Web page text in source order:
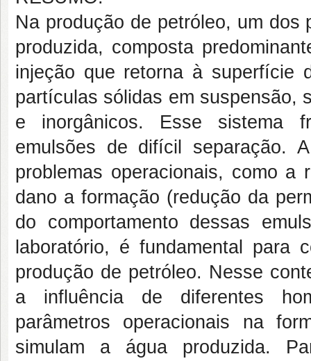
Na produção de petróleo, um
produzida, composta
injeção que retorna à superfície
partículas sólidas em suspensão,
e inorgânicos. Esse sistema
emulsões de difícil separação.
problemas operacionais, como a
dano a formação (redução da
do comportamento dessas
laboratório, é fundamental para
produção de petróleo. Nesse
a influência de diferentes
parâmetros operacionais na
simulam a água produzida.